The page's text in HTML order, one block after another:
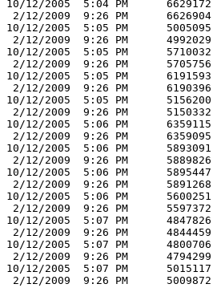
10/12/2005  5:04 PM      6629172
2/12/2009  9:26 PM      6626904
10/12/2005  5:05 PM      5005095
2/12/2009  9:26 PM      4992029
10/12/2005  5:05 PM      5710032
2/12/2009  9:26 PM      5705756
10/12/2005  5:05 PM      6191593
2/12/2009  9:26 PM      6190396
10/12/2005  5:05 PM      5156200
2/12/2009  9:26 PM      5150332
10/12/2005  5:06 PM      6359115
2/12/2009  9:26 PM      6359095
10/12/2005  5:06 PM      5893091
2/12/2009  9:26 PM      5889826
10/12/2005  5:06 PM      5895447
2/12/2009  9:26 PM      5891268
10/12/2005  5:06 PM      5600251
2/12/2009  9:26 PM      5597372
10/12/2005  5:07 PM      4847826
2/12/2009  9:26 PM      4844459
10/12/2005  5:07 PM      4800706
2/12/2009  9:26 PM      4794299
10/12/2005  5:07 PM      5015117
2/12/2009  9:26 PM      5009872